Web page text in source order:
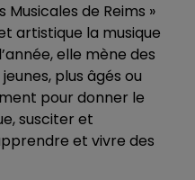
Musicales de Reims »
artistique la musique
elle mène des
plus âgés ou
pour donner le
susciter et
et vivre des